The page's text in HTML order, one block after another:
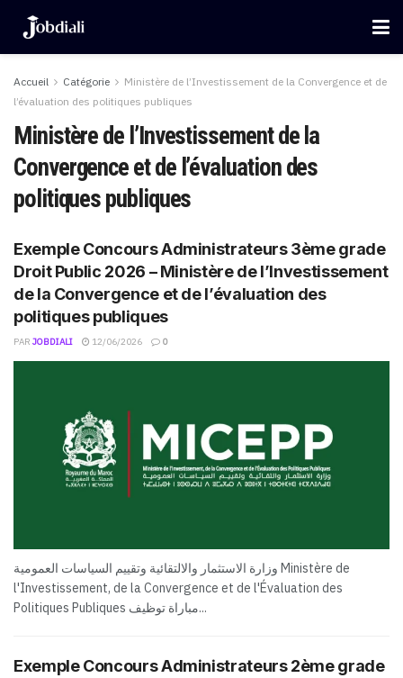
Accueil Catégorie
Ministère de l’Investissement de la Convergence et de
l’évaluation des politiques publiques
Ministère de l’Investissement de la
Convergence et de l’évaluation des
politiques publiques
Exemple Concours Administrateurs 3ème grade
Droit Public 2026 – Ministère de l’Investissement
de la Convergence et de l’évaluation des
politiques publiques
PAR JOBDIALI 12/06/2026 0
وزارة الاستثمار والالتقائية وتقييم السياسات العمومية Ministère de
l'Investissement, de la Convergence et de l'Évaluation des
Politiques Publiques مباراة توظيف...
Exemple Concours Administrateurs 2ème grade